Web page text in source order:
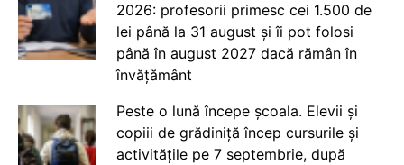
2026: profesorii primesc cei 1.500 de
lei până la 31 august și îi pot folosi
până în august 2027 dacă rămân în
învățământ
Peste o lună începe școala. Elevii și
copiii de grădiniță încep cursurile și
activitățile pe 7 septembrie, după